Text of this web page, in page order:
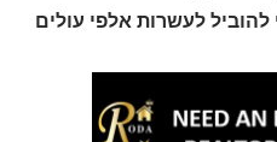
להוביל לעשרות אלפי עולים